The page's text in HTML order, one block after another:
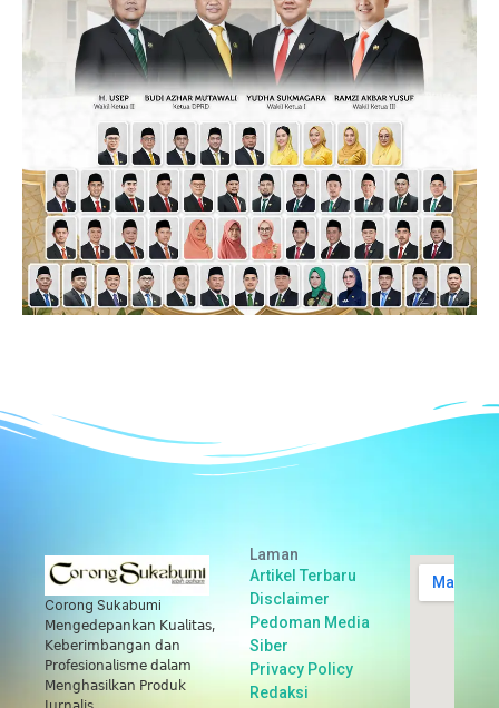
Corong Sukabumi
𝖬𝖾𝗇𝗀𝖾𝖽𝖾𝗉𝖺𝗇𝗄𝖺𝗇 𝖪𝗎𝖺𝗅𝗂𝗍𝖺𝗌,
𝖪𝖾𝖻𝖾𝗋𝗂𝗆𝖻𝖺𝗇𝗀𝖺𝗇 𝖽𝖺𝗇
𝖯𝗋𝗈𝖿𝖾𝗌𝗂𝗈𝗇𝖺𝗅𝗂𝗌𝗆𝖾 𝖽𝖺𝗅𝖺𝗆
𝖬𝖾𝗇𝗀𝗁𝖺𝗌𝗂𝗅𝗄𝖺𝗇 𝖯𝗋𝗈𝖽𝗎𝗄
Laman
Artikel Terbaru
Disclaimer
Pedoman Media
Siber
Privacy Policy
Redaksi